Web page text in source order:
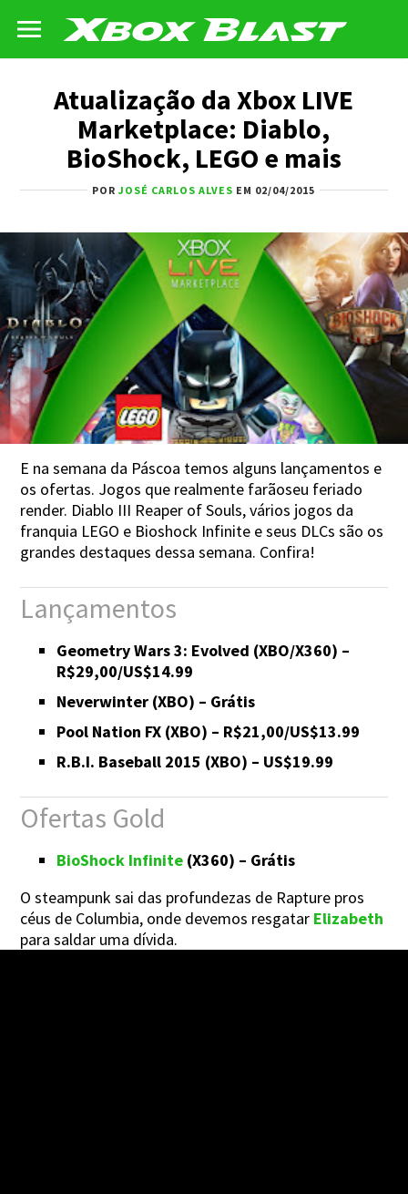
Atualização da Xbox LIVE
Marketplace: Diablo,
BioShock, LEGO e mais
PORJOSÉ CARLOS ALVES EM 02/04/2015
E na semana da Páscoa temos alguns lançamentos e
os ofertas. Jogos que realmente farãoseu feriado
render. Diablo III Reaper of Souls, vários jogos da
franquia LEGO e Bioshock Infinite e seus DLCs são os
grandes destaques dessa semana. Confira!
Lançamentos
Geometry Wars 3: Evolved (XBO/X360) –
R$29,00/US$14.99
Neverwinter (XBO) – Grátis
Pool Nation FX (XBO) – R$21,00/US$13.99
R.B.I. Baseball 2015 (XBO) – US$19.99
Ofertas Gold
BioShock Infinite (X360) – Grátis
O steampunk sai das profundezas de Rapture pros
céus de Columbia, onde devemos resgatar Elizabeth
para saldar uma dívida.